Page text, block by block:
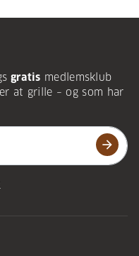
gratis medlemsklub
at grille – og som har
arrow_forward